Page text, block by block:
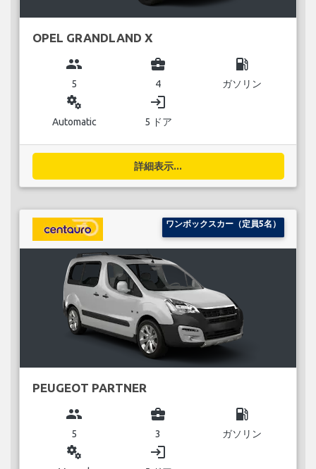
OPEL GRANDLAND X
group
5
business_center
4
local_gas_station
ガソリン
miscellaneous_services
Automatic
login
5 ドア
詳細表示...
ワンボックスカー（定員5名）
PEUGEOT PARTNER
group
5
business_center
3
local_gas_station
ガソリン
miscellaneous_services login